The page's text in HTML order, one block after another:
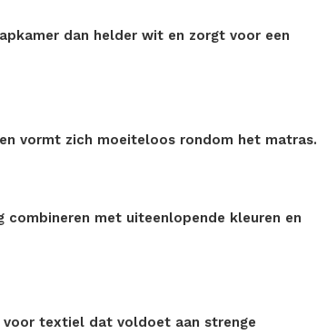
dan helder wit en zorgt voor een
vormt zich moeiteloos rondom het matras.
combineren met uiteenlopende kleuren en
voor textiel dat voldoet aan strenge